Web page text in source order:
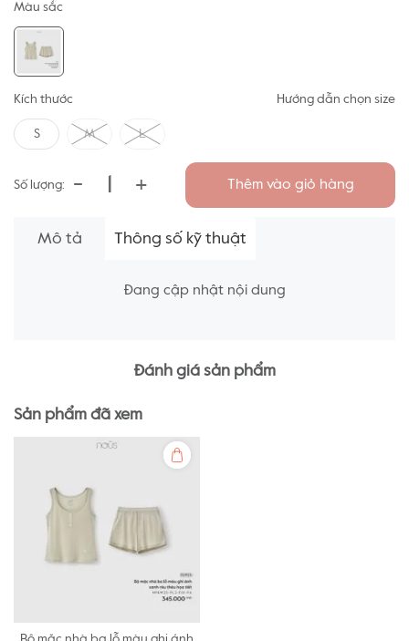
Màu sắc
Kích thước Hướng dẫn chọn size
S M L
Số lượng: - + Thêm vào giỏ hàng
Mô tả Thông số kỹ thuật
Đang cập nhật nội dung
Đánh giá sản phẩm
Sản phẩm đã xem